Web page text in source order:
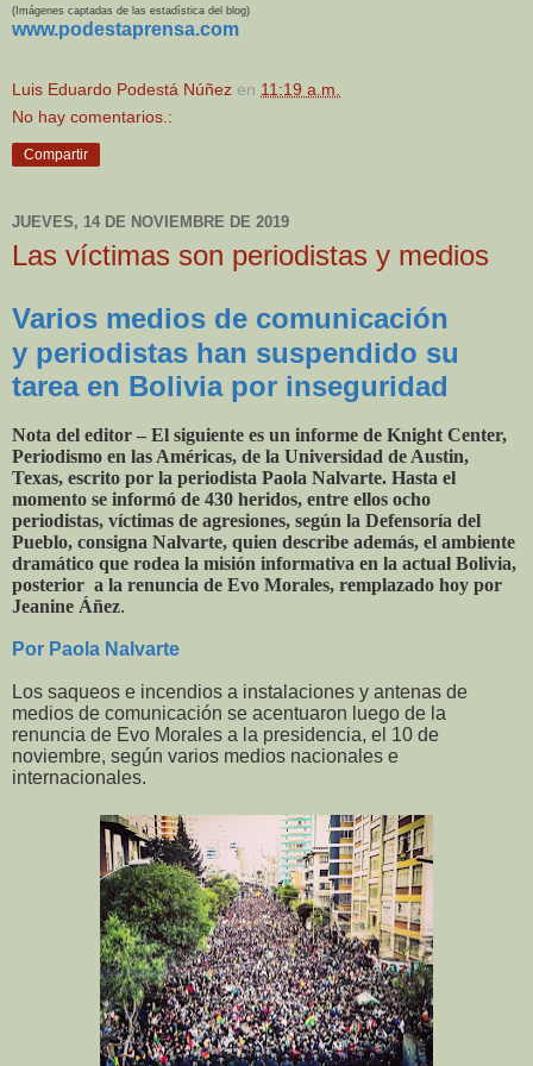
(Imágenes captadas de las estadística del blog)
www.podestaprensa.com
Luis Eduardo Podestá Núñez en 11:19 a.m.
No hay comentarios.:
Compartir
JUEVES, 14 DE NOVIEMBRE DE 2019
Las víctimas son periodistas y medios
Varios medios de comunicación
y periodistas han suspendido su
tarea en Bolivia por inseguridad
Nota del editor – El siguiente es un informe de Knight Center,
Periodismo en las Américas, de la Universidad de Austin,
Texas, escrito por la periodista Paola Nalvarte. Hasta el
momento se informó de 430 heridos, entre ellos ocho
periodistas, víctimas de agresiones, según la Defensoría del
Pueblo, consigna Nalvarte, quien describe además, el ambiente
dramático que rodea la misión informativa en la actual Bolivia,
posterior a la renuncia de Evo Morales, remplazado hoy por
Jeanine Áñez.
Por Paola Nalvarte
Los saqueos e incendios a instalaciones y antenas de
medios de comunicación se acentuaron luego de la
renuncia de Evo Morales a la presidencia, el 10 de
noviembre, según varios medios nacionales e
internacionales.